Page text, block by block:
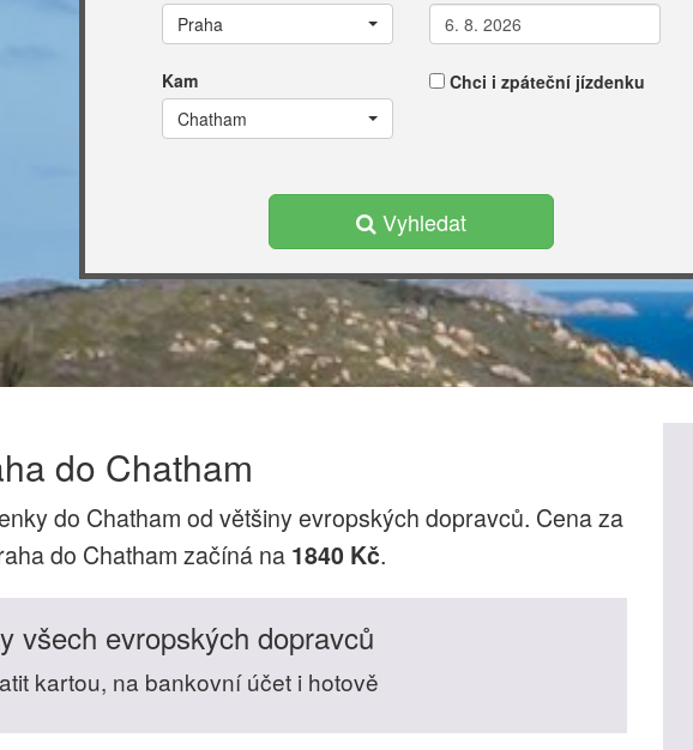
Praha
Kam
Chatham
Chci i zpáteční jízdenku
Vyhledat
do Chatham
do Chatham od většiny evropských dopravců. Cena za
do Chatham začíná na 1840 Kč.
všech evropských dopravců
kartou, na bankovní účet i hotově